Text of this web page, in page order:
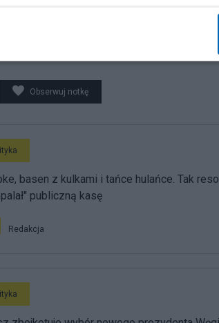
Obserwuj notkę
basen z kulkami i tańce hulańce. Tak
publiczną kasę
Redakcja